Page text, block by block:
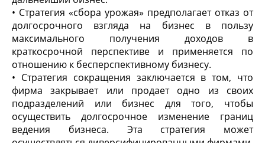
• Стратегия «сбора урожая» предполагает отказ от
долгосрочного взгляда на бизнес в пользу
максимального получения доходов в
краткосрочной перспективе и применяется по
отношению к бесперспективному бизнесу.
• Стратегия сокращения заключается в том, что
фирма закрывает или продает одно из своих
подразделений или бизнес для того, чтобы
осуществить долгосрочное изменение границ
ведения бизнеса. Эта стратегия может